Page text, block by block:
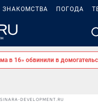
ЗНАКОМСТВА ПОГОДА
в 16» обвинили в
DEVELOPMENT.RU